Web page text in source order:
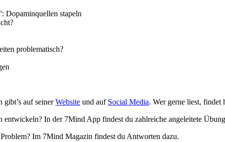
Dopaminquellen stapeln
problematisch?
auf seinerWebsite und auf Social Media. Wer gerne liest, findet
In der 7Mind App findest du zahlreiche angeleitete
Im 7Mind Magazin findest du Antworten dazu.